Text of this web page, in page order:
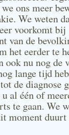
ons meer
We weten
voorkomt bij
van de
het eerder te
ook nu nog de
lange tijd
de diagnose
al één of
te gaan. We
moment duurt